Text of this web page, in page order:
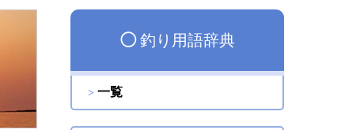
◯釣り用語辞典
一覧